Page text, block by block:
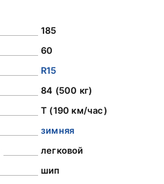
185
60
R15
84 (500 кг)
T (190 км/час)
зимняя
легковой
шип